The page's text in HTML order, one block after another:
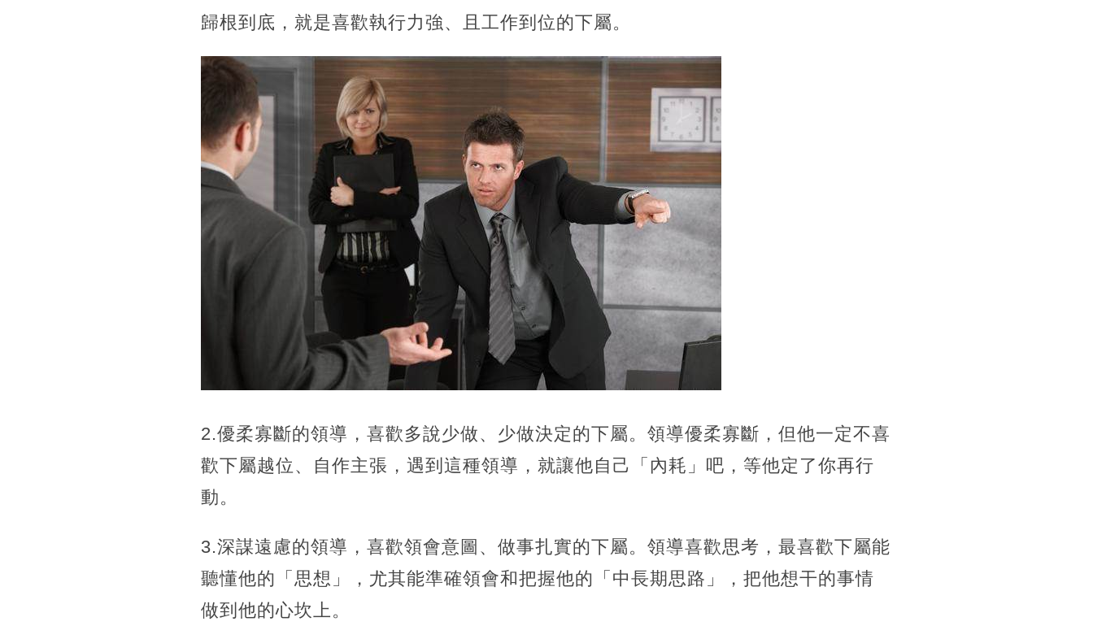
歸根到底，就是喜歡執行力強、且工作到位的下屬。
2.優柔寡斷的領導，喜歡多說少做、少做決定的下屬。領導優柔寡斷，但他一定不喜
歡下屬越位、自作主張，遇到這種領導，就讓他自己「內耗」吧，等他定了你再行
動。
3.深謀遠慮的領導，喜歡領會意圖、做事扎實的下屬。領導喜歡思考，最喜歡下屬能
聽懂他的「思想」，尤其能準確領會和把握他的「中長期思路」，把他想干的事情
做到他的心坎上。